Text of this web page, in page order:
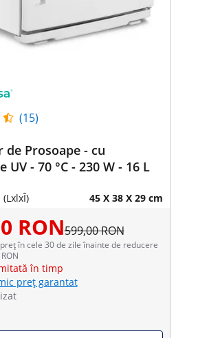
(15)
de Prosoape - cu
UV - 70 °C - 230 W - 16 L
45 X 38 X 29 cm
RON599,00 RON
în cele 30 de zile înainte de reducere
în timp
preț garantat